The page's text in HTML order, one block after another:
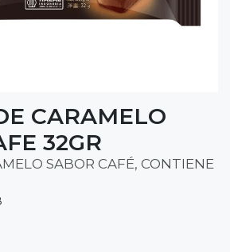
CARAMELO
32GR
SABOR CAFÉ, CONTIENE